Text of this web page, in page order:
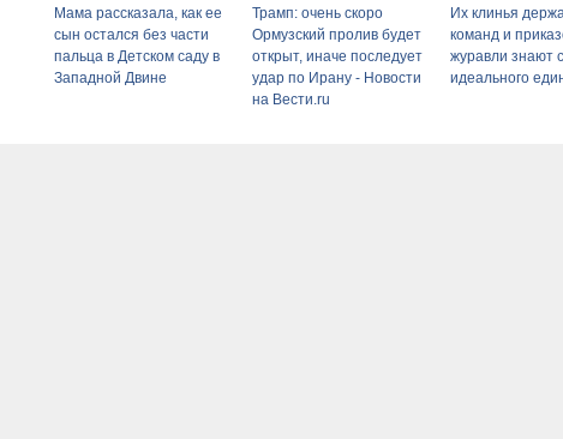
Мама рассказала, как ее
сын остался без части
пальца в Детском саду в
Западной Двине
Трамп: очень скоро
Ормузский пролив будет
открыт, иначе последует
удар по Ирану - Новости
на Вести.ru
Их клинья
команд и
журавли знают
идеального